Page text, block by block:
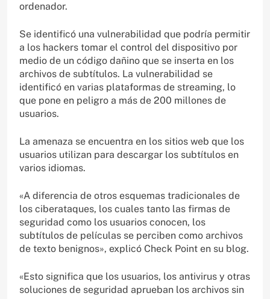
ordenador.
Se identificó una vulnerabilidad que podría permitir
a los hackers tomar el control del dispositivo por
medio de un código dañino que se inserta en los
archivos de subtítulos. La vulnerabilidad se
identificó en varias plataformas de streaming, lo
que pone en peligro a más de 200 millones de
usuarios.
La amenaza se encuentra en los sitios web que los
usuarios utilizan para descargar los subtítulos en
varios idiomas.
«A diferencia de otros esquemas tradicionales de
los ciberataques, los cuales tanto las firmas de
seguridad como los usuarios conocen, los
subtítulos de películas se perciben como archivos
de texto benignos», explicó Check Point en su blog.
«Esto significa que los usuarios, los antivirus y otras
soluciones de seguridad aprueban los archivos sin